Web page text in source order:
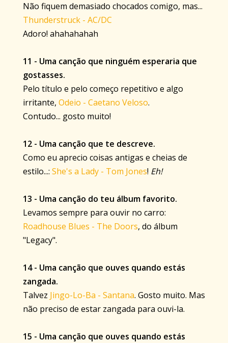
Não fiquem demasiado chocados comigo, mas...
Thunderstruck - AC/DC
Adoro! ahahahahah
11 - Uma canção que ninguém esperaria que
gostasses.
Pelo título e pelo começo repetitivo e algo
irritante, Odeio - Caetano Veloso.
Contudo... gosto muito!
12 - Uma canção que te descreve.
Como eu aprecio coisas antigas e cheias de
estilo...: She's a Lady - Tom Jones! Eh!
13 - Uma canção do teu álbum favorito.
Levamos sempre para ouvir no carro:
Roadhouse Blues - The Doors, do álbum
"Legacy".
14 - Uma canção que ouves quando estás
zangada.
Talvez Jingo-Lo-Ba - Santana. Gosto muito. Mas
não preciso de estar zangada para ouvi-la.
15 - Uma canção que ouves quando estás